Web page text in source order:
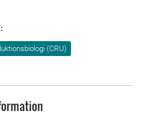
(CRU)